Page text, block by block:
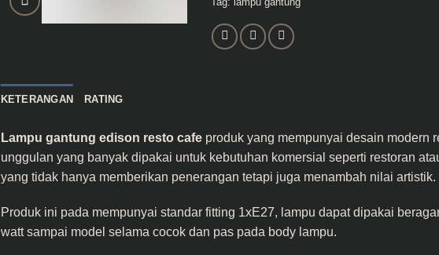
KETERANGAN RATING
Lampu gantung edison resto cafeproduk yang mempunyai desain modern
unggulan yang banyak dipakai untuk kebutuhan komersial seperti restoran
yang tidak hanya memberikan penerangan tetapi juga menambah nilai artistik.
Produk ini pada mempunyai standar fitting 1xE27, lampu dapat dipakai
watt sampai model selama cocok dan pas pada body lampu.